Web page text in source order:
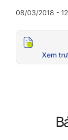
08/03/2018 -
Xem